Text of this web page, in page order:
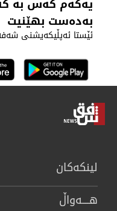
بەدەست بهێنیت
ئێستا ئەپڵیکەیشنی
لینكەكان
هــــه‌واڵ